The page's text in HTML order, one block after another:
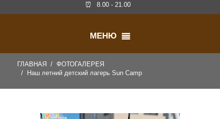
⏰ 8.00 - 21.00
МЕНЮ
ГЛАВНАЯ
ФОТОГАЛЕРЕЯ
Наш летний детский лагерь Sun Camp